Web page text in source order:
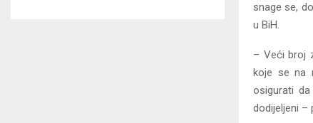
snage se,
u BiH.
– Veći broj
koje se na
osigurati
dodijeljeni –